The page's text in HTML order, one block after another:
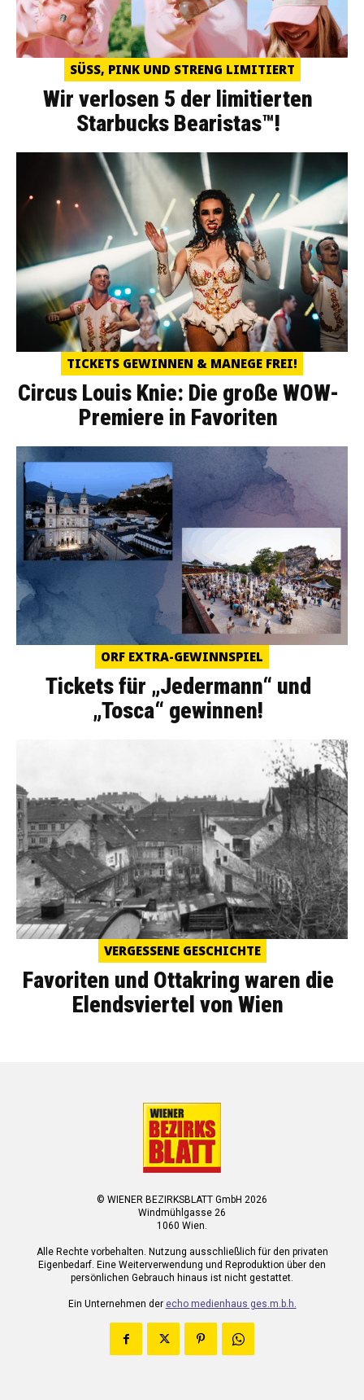
SÜSS, PINK UND STRENG LIMITIERT
Wir verlosen 5 der limitierten
Starbucks Bearistas™!
TICKETS GEWINNEN & MANEGE FREI!
Circus Louis Knie: Die große WOW-
Premiere in Favoriten
ORF EXTRA-GEWINNSPIEL
Tickets für „Jedermann“ und
„Tosca“ gewinnen!
VERGESSENE GESCHICHTE
Favoriten und Ottakring waren die
Elendsviertel von Wien
© WIENER BEZIRKSBLATT GmbH 2026
Windmühlgasse 26
1060 Wien.
Alle Rechte vorbehalten. Nutzung ausschließlich für den privaten
Eigenbedarf. Eine Weiterverwendung und Reproduktion über den
persönlichen Gebrauch hinaus ist nicht gestattet.
Ein Unternehmen der echo medienhaus ges.m.b.h.